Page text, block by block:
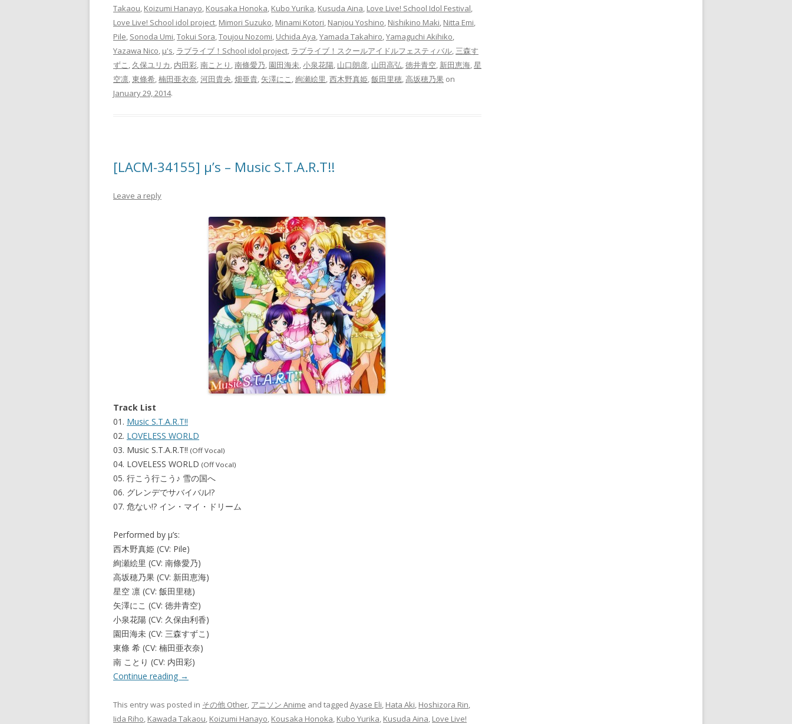
Takaou, Koizumi Hanayo, Kousaka Honoka, Kubo Yurika, Kusuda Aina, Love Live! School Idol Festival,
Love Live! School idol project, Mimori Suzuko, Minami Kotori, Nanjou Yoshino, Nishikino Maki, Nitta Emi,
Pile, Sonoda Umi,Tokui Sora,Toujou Nozomi, Uchida Aya,Yamada Takahiro,Yamaguchi Akihiko,
Yazawa Nico, μ's, ラブライブ！School idol project, ラブライブ！スクールアイドルフェスティバル, 三森す
ずこ , 久保ユリカ, 内田彩,南ことり ,南條愛乃, 園田海未,小泉花陽, 山口朗彦, 山田高弘,徳井青空, 新田恵海,星
空凛,東條希,楠田亜衣奈,河田貴央,畑亜貴, 矢澤にこ ,絢瀬絵里,西木野真姫,飯田里穂,高坂穂乃果 on
January 29, 2014.
[LACM-34155] μ’s – Music S.T.A.R.T!!
Leave a reply
Track List
01. Music S.T.A.R.T!!
02. LOVELESS WORLD
03. Music S.T.A.R.T!! (Off Vocal)
04. LOVELESS WORLD (Off Vocal)
05. 行こう行こう♪ 雪の国へ
06. グレンデでサバイバル!?
07. 危ない!? イン・マイ・ドリーム
Performed by μ’s:
西木野真姫 (CV: Pile)
絢瀬絵里 (CV: 南條愛乃)
高坂穂乃果 (CV: 新田恵海)
星空 凛 (CV: 飯田里穂)
矢澤にこ (CV: 徳井青空)
小泉花陽 (CV: 久保由利香)
園田海未 (CV: 三森すずこ)
東條 希 (CV: 楠田亜衣奈)
南 ことり (CV: 内田彩)
Continue reading →
This entry was posted in その他 Other, アニソン Anime and tagged Ayase Eli, Hata Aki, Hoshizora Rin,
Iida Riho, Kawada Takaou, Koizumi Hanayo, Kousaka Honoka, Kubo Yurika, Kusuda Aina, Love Live!